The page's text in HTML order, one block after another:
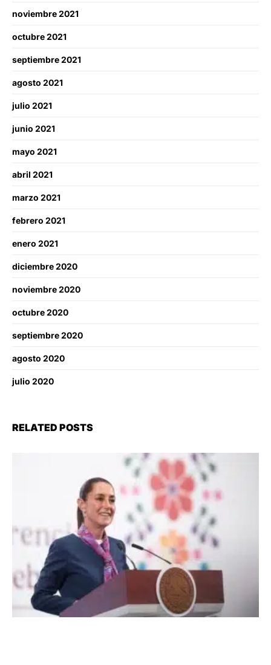
noviembre 2021
octubre 2021
septiembre 2021
agosto 2021
julio 2021
junio 2021
mayo 2021
abril 2021
marzo 2021
febrero 2021
enero 2021
diciembre 2020
noviembre 2020
octubre 2020
septiembre 2020
agosto 2020
julio 2020
RELATED POSTS